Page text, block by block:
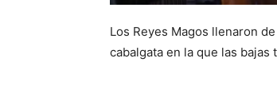
Los Reyes Magos llenaron
cabalgata en la que las